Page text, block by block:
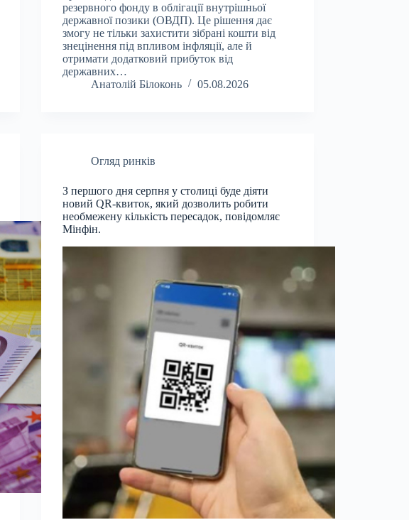
резервного фонду в облігації внутрішньої
державної позики (ОВДП). Це рішення дає
змогу не тільки захистити зібрані кошти від
знецінення під впливом інфляції, але й
отримати додатковий прибуток від
державних…
Анатолій Білоконь
05.08.2026
Огляд ринків
З першого дня серпня у столиці буде діяти
новий QR-квиток, який дозволить робити
необмежену кількість пересадок, повідомляє
Мінфін.